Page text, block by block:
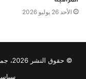
الأحد 26 يوليو 2026
© حقوق النشر 2026، جميع الحقوق محفوظة |